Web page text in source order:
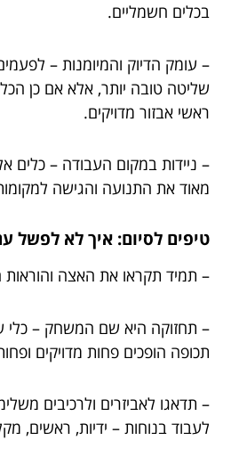
בכלים חשמליים.
– עומק הדיוק והמיומנות –
שליטה טובה יותר, אלא אם כן
ראשי אבזור מדויקים.
– ניידות במקום העבודה – כלים
מאוד את התנועה והגישה
טיפים לסיום: איך לא לפשל
– תמיד תקראו את האצה
– תחזוקה היא שם המשחק – כלי
תכופה הופכים פחות מדויקים
– תדאגו לאביזרים ולרכיבים
לעבוד בנוחות – ידיות, ראשים,